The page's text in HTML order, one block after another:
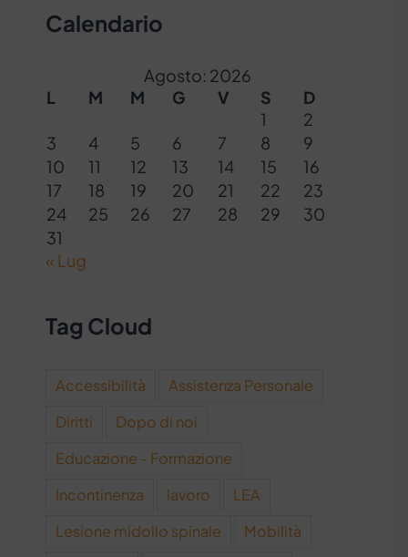
Calendario
Agosto: 2026
L
M M G V S
D
1
2
3
4 5 6 7 8
9
10
11 12 13 14 15
16
17
18 19 20 21 22
23
24
25 26 27 28 29
30
31
« Lug
Tag Cloud
Accessibilità
Assistenza Personale
Diritti
Dopo di noi
Educazione - Formazione
Incontinenza
lavoro
LEA
Lesione midollo spinale
Mobilità